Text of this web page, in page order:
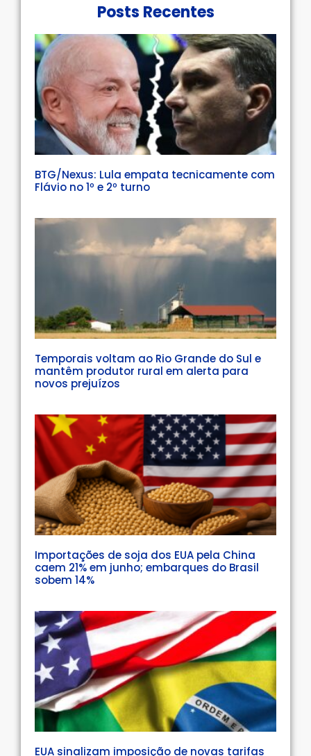
Posts Recentes
BTG/Nexus: Lula empata tecnicamente com
Flávio no 1º e 2º turno
Temporais voltam ao Rio Grande do Sul e
mantêm produtor rural em alerta para
novos prejuízos
Importações de soja dos EUA pela China
caem 21% em junho; embarques do Brasil
sobem 14%
EUA sinalizam imposição de novas tarifas